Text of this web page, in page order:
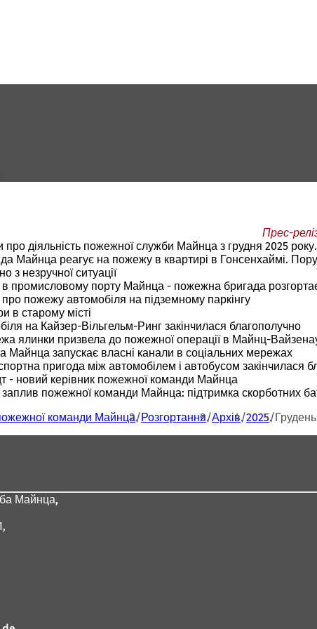
Прес-
про діяльність пожежної служби Майнца з грудня 2025 року.
Майнца реагує на пожежу в квартирі в Гонсенхаймі.
з незручної ситуації
промисловому порту Майнца - пожежна бригада
про пожежу автомобіля на підземному паркінгу
в старому місті
на Кайзер-Вільгельм-Ринг закінчилася благополучно
ялинки призвела до пожежної операції в Майнц-
Майнца запускає власні канали в соціальних мережах
пригода між автомобілем і автобусом закінчилася
- новий керівник пожежної команди Майнца
заплив пожежної команди Майнца: підтримка скорботних
команди Майнца Розгортання Архів 2025
Майнца,